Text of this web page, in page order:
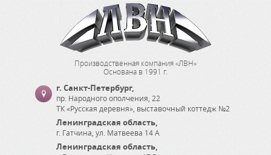
Производственная компания «ЛВН»
Основана в 1991 г.
г. Санкт-Петербург,
пр. Народного ополчения, 22
ТК «Русская деревня», выставочный коттедж №2
Ленинградская область,
г. Гатчина ул. Матвеева 14 А
Ленинградская область,